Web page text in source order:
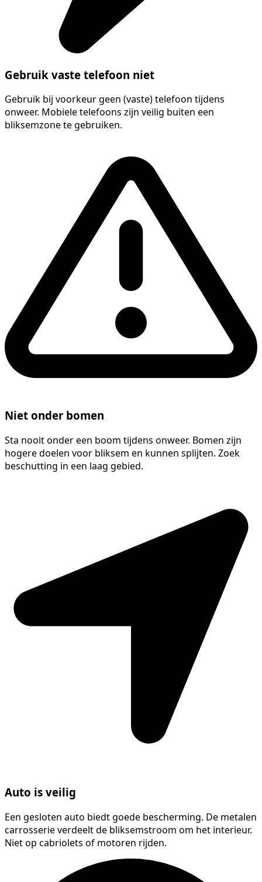
Gebruik vaste telefoon niet
Gebruik bij voorkeur geen (vaste) telefoon tijdens
onweer. Mobiele telefoons zijn veilig buiten een
bliksemzone te gebruiken.
Niet onder bomen
Sta nooit onder een boom tijdens onweer. Bomen zijn
hogere doelen voor bliksem en kunnen splijten. Zoek
beschutting in een laag gebied.
Auto is veilig
Een gesloten auto biedt goede bescherming. De metalen
carrosserie verdeelt de bliksemstroom om het interieur.
Niet op cabriolets of motoren rijden.